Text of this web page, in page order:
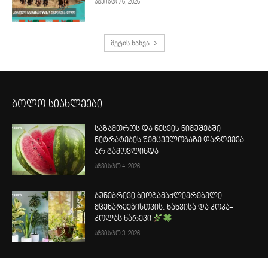
აგვისტო 6, 2026
მეტის ნახვა
ბოლო სიახლეები
საზამთროს და ნესვის ნიმუშებში
ნიტრატების შემცველობაზე დარღვევა
არ გამოვლინდა
აგვისტო 4, 2026
ბუნებრივი ბიოგამაძლიერებელი
მცენარეებისთვის: ხახვისა და კოკა-
კოლას ნარევი
აგვისტო 3, 2026